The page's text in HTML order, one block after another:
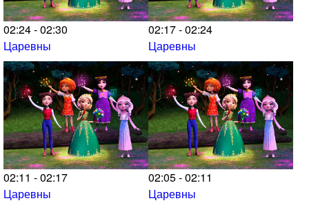
02:24 - 02:30
Царевны
02:17 - 02:24
Царевны
02:11 - 02:17
Царевны
02:05 - 02:11
Царевны